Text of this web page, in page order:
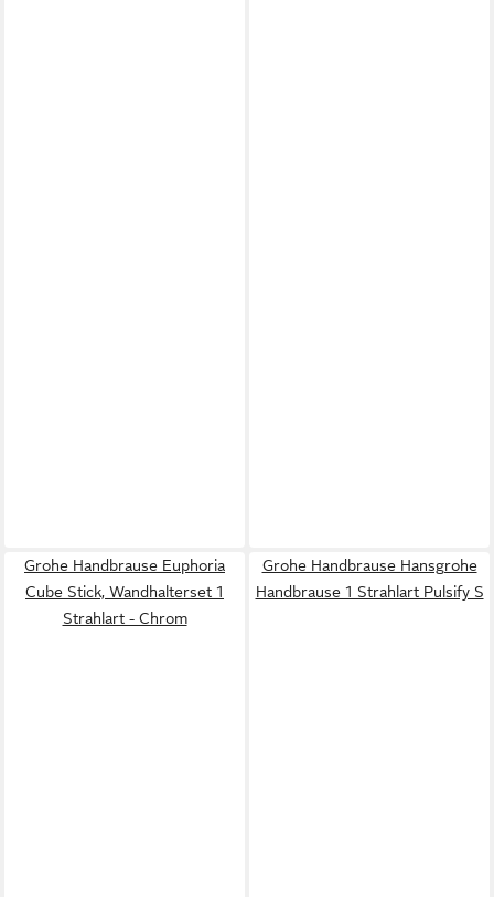
Grohe Handbrause Euphoria
Cube Stick, Wandhalterset 1
Strahlart - Chrom
Grohe Handbrause Hansgrohe
Handbrause 1 Strahlart Pulsify S